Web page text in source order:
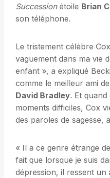
Successionétoile Brian
son téléphone.
Le tristement célèbre
vaguement dans ma vie
enfant », a expliqué
comme le meilleur ami
David Bradley. Et
moments difficiles, Cox
des paroles de sagesse,
« Il a ce genre étrange
fait que lorsque je suis
dépression, il ressent un